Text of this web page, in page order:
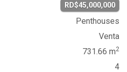
RD$45,000,000
Penthouses
Venta
731.66 m2
4